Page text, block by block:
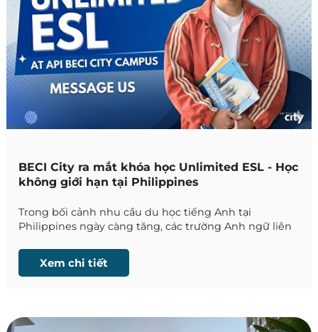
BECI City ra mắt khóa học Unlimited ESL - Học
không giới hạn tại Philippines
Trong bối cảnh nhu cầu du học tiếng Anh tại
Philippines ngày càng tăng, các trường Anh ngữ liên
dạng mục tiêu học tập của học viên. Mới đây, BECI
City Campus đã chính thức ra mắt khóa học
Xem chi tiết